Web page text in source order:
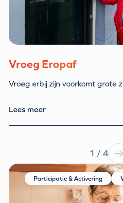
Vroeg Eropaf
Vroeg erbij zijn voorkomt grote
Lees meer
1 / 4
Participatie & Activering